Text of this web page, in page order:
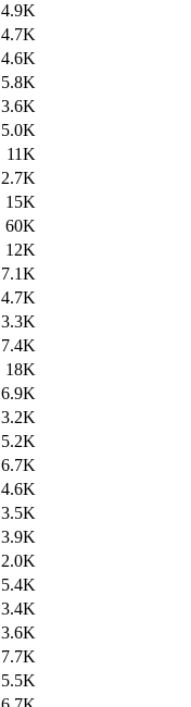
4.9K
4.7K
4.6K
5.8K
3.6K
5.0K
11K
2.7K
15K
60K
12K
7.1K
4.7K
3.3K
7.4K
18K
6.9K
3.2K
5.2K
6.7K
4.6K
3.5K
3.9K
2.0K
5.4K
3.4K
3.6K
7.7K
5.5K